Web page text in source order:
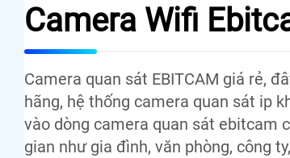
Camera Wifi
Camera quan sát EBITCAM giá rẻ,
hãng, hệ thống camera quan sát ip
vào dòng camera quan sát ebitcam
gian như gia đình, văn phòng, công